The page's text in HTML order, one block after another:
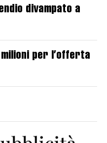
divampato a
per l’offerta